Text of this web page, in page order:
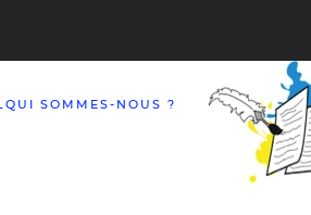
QUI SOMMES-NOUS ?